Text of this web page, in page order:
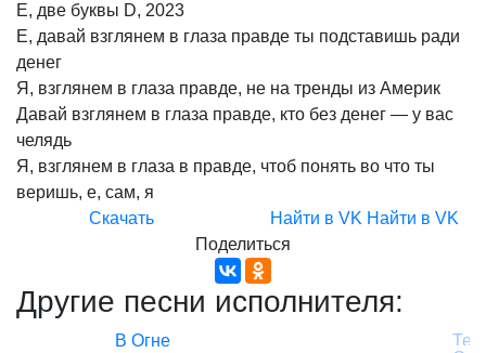
Е, две буквы D, 2023
Е, давай взглянем в глаза правде ты подставишь ради
денег
Я, взглянем в глаза правде, не на тренды из Америк
Давай взглянем в глаза правде, кто без денег — у вас
челядь
Я, взглянем в глаза в правде, чтоб понять во что ты
веришь, е, сам, я
Скачать
Найти в VK Найти в VK
Поделиться
Другие песни исполнителя:
В Огне